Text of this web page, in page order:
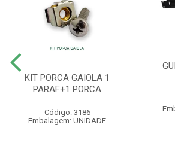
KIT PORCA GAIOLA 1
PARAF+1 PORCA
Código: 3186
Embalagem: UNIDADE